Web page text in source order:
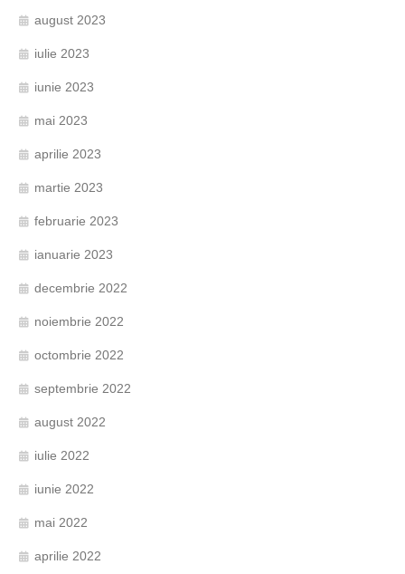
august 2023
iulie 2023
iunie 2023
mai 2023
aprilie 2023
martie 2023
februarie 2023
ianuarie 2023
decembrie 2022
noiembrie 2022
octombrie 2022
septembrie 2022
august 2022
iulie 2022
iunie 2022
mai 2022
aprilie 2022